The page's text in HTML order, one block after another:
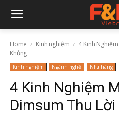
Home Kinh nghiệm
4 Kinh
Khủng
Kinh nghiệm Ngành nghề Nhà hàng
4 Kinh Nghiệm
Dimsum Thu Lời